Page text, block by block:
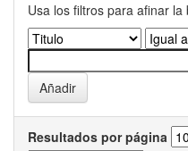
Usa los filtros para afinar la
Resultados por página